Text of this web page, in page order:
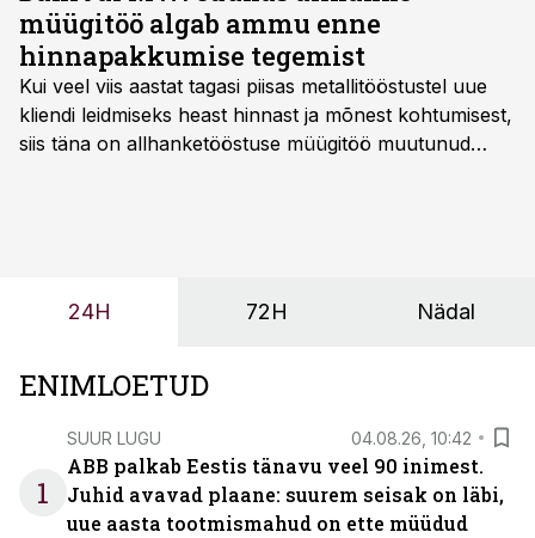
müügitöö algab ammu enne
hinnapakkumise tegemist
Kui veel viis aastat tagasi piisas metallitööstustel uue
kliendi leidmiseks heast hinnast ja mõnest kohtumisest,
siis täna on allhanketööstuse müügitöö muutunud
24H 72H Nädal
ENIMLOETUD
1
SUUR LUGU 04.08.26, 10:42
ABB palkab Eestis tänavu veel 90 inimest.
Juhid avavad plaane: suurem seisak on läbi,
uue aasta tootmismahud on ette müüdud